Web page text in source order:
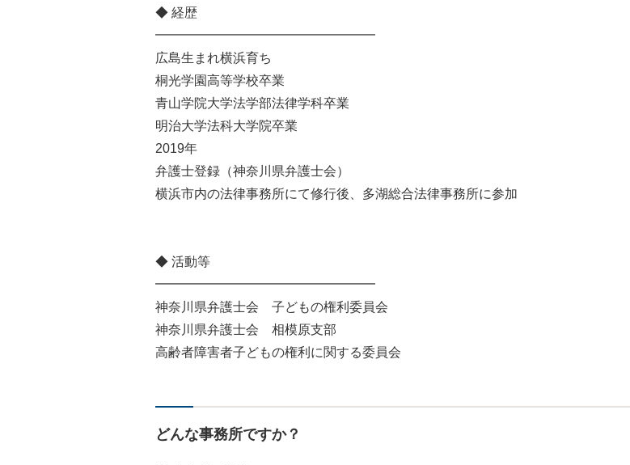
◆ 経歴
━━━━━━━━━━━━━━━━━
広島生まれ横浜育ち
桐光学園高等学校卒業
青山学院大学法学部法律学科卒業
明治大学法科大学院卒業
2019年
弁護士登録（神奈川県弁護士会）
横浜市内の法律事務所にて修行後、多湖総合法律事務所に参加
◆ 活動等
━━━━━━━━━━━━━━━━━
神奈川県弁護士会 子どもの権利委員会
神奈川県弁護士会 相模原支部
高齢者障害者子どもの権利に関する委員会
どんな事務所ですか？